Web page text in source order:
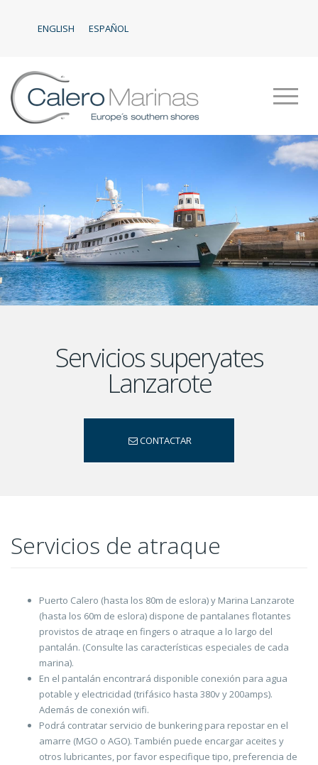
ENGLISH ESPAÑOL
Servicios superyates
Lanzarote
CONTACTAR
Servicios de atraque
Puerto Calero (hasta los 80m de eslora) y Marina Lanzarote
(hasta los 60m de eslora) dispone de pantalanes flotantes
provistos de atraqe en fingers o atraque a lo largo del
pantalán. (Consulte las características especiales de cada
marina).
En el pantalán encontrará disponible conexión para agua
potable y electricidad (trifásico hasta 380v y 200amps).
Además de conexión wifi.
Podrá contratar servicio de bunkering para repostar en el
amarre (MGO o AGO). También puede encargar aceites y
otros lubricantes, por favor especifique tipo, preferencia de